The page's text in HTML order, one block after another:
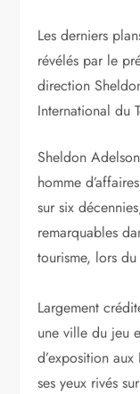
Les derniers
révélés par le
direction
International du
Sheldon
homme
sur six
remarquables
tourisme, lors
Largement
une ville du jeu
d’exposition
ses yeux rivés